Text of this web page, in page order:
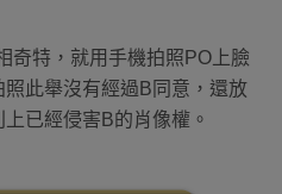
奇特，就用手機拍照PO上臉
此舉沒有經過B同意，還放
已經侵害B的肖像權。